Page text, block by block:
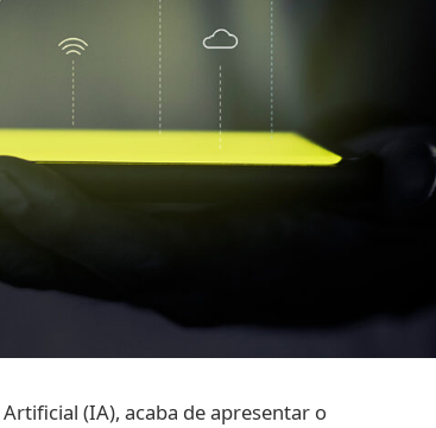
Artificial (IA), acaba de apresentar o